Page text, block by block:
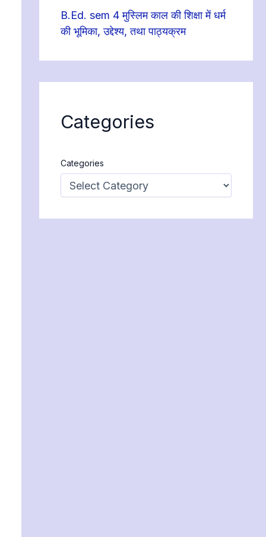
B.Ed. sem 4 मुस्लिम काल की शिक्षा में धर्म
की भूमिका, उद्देश्य, तथा पाठ्यक्रम
Categories
Categories